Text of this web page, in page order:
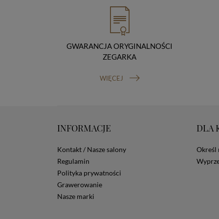
GWARANCJA ORYGINALNOŚCI
ZEGARKA
WIĘCEJ
INFORMACJE
Kontakt / Nasze salony
Regulamin
Polityka prywatności
Grawerowanie
Nasze marki
DLA
Określ